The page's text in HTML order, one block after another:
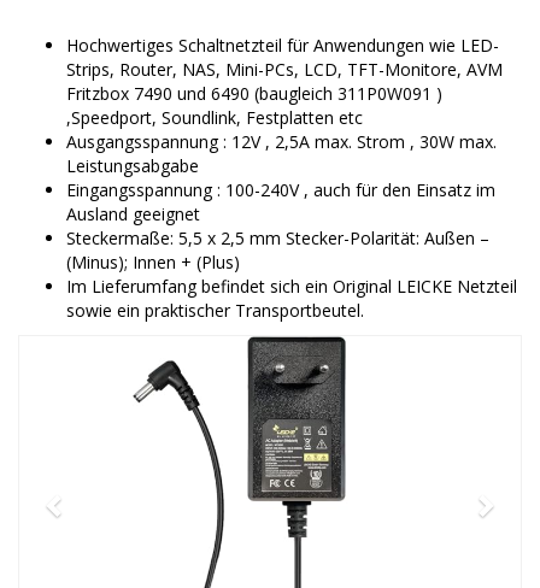
Hochwertiges Schaltnetzteil für Anwendungen wie LED-
Strips, Router, NAS, Mini-PCs, LCD, TFT-Monitore, AVM
Fritzbox 7490 und 6490 (baugleich 311P0W091 )
,Speedport, Soundlink, Festplatten etc
Ausgangsspannung : 12V , 2,5A max. Strom , 30W max.
Leistungsabgabe
Eingangsspannung : 100-240V , auch für den Einsatz im
Ausland geeignet
Steckermaße: 5,5 x 2,5 mm Stecker-Polarität: Außen –
(Minus); Innen + (Plus)
Im Lieferumfang befindet sich ein Original LEICKE Netzteil
sowie ein praktischer Transportbeutel.